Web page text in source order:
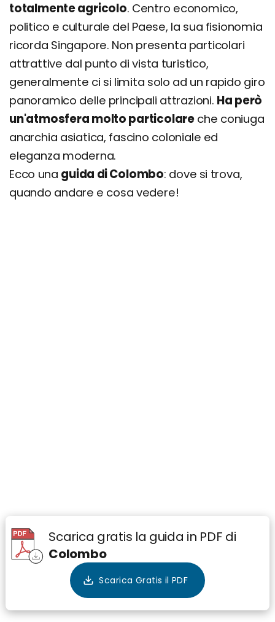
totalmente agricolo. Centro economico,
politico e culturale del Paese, la sua fisionomia
ricorda Singapore. Non presenta particolari
attrattive dal punto di vista turistico,
generalmente ci si limita solo ad un rapido giro
panoramico delle principali attrazioni. Ha però
un'atmosfera molto particolare che coniuga
anarchia asiatica, fascino coloniale ed
eleganza moderna.
Ecco una guida di Colombo: dove si trova,
quando andare e cosa vedere!
Scarica gratis la guida in PDF di
Colombo